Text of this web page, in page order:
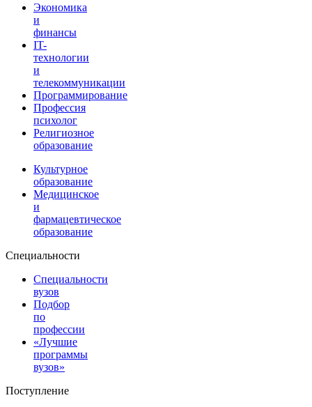
Экономика
и
финансы
IT-
технологии
и
телекоммуникации
Программирование
Профессия
психолог
Религиозное
образование
Культурное
образование
Медицинское
и
фармацевтическое
образование
Специальности
Специальности
вузов
Подбор
по
профессии
«Лучшие
программы
вузов»
Поступление